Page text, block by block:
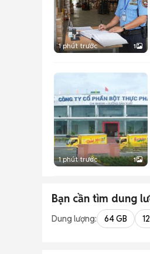
1 phút trước 1
1 phút trước 1
Bạn cần tìm dung
Dung lượng: 64 GB